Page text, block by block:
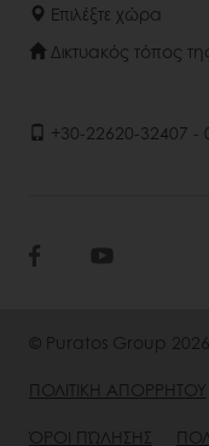
Επιλέξτε χώρα
Δικτυακός τόπος
+30-22620-32407 -
© Puratos Group 2026
ΠΟΛΙΤΙΚΗ ΑΠΟΡΡΗΤΟΥ
ΌΡΟΙ ΠΏΛΗΣΗΣ